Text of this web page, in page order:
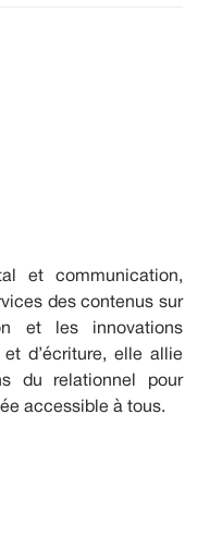
et communication,
des contenus sur
et les innovations
et d’écriture, elle allie
du relationnel pour
accessible à tous.